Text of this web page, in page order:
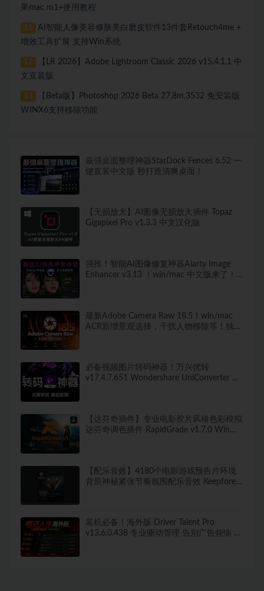
果mac m1+使用教程
11
AI智能人像美容修肤美白磨皮软件13件套Retouch4me +
增效工具扩展 支持Win系统
12
【LR 2026】Adobe Lightroom Classic 2026 v15.4.1.1 中
文直装版
13
【Beta版】Photoshop 2026 Beta 27.8m.3532 免安装版
WINX6支持移除功能
最强桌面整理神器StarDock Fences 6.52 一
键直装中文版 秒打造清爽桌面！
【无损放大】AI图像无损放大插件 Topaz
Gigapixel Pro v1.3.3 中文汉化版
强推！智能AI图像修复神器Aiarty Image
Enhancer v3.13 ！win/mac 中文版来了！
最新Adobe Camera Raw 18.5！win/mac
ACR新增景观选择，干扰人物移除等！独立
必备视频图片转码神器！万兴优转
v17.4.7.651 Wondershare UniConverter 便
【达芬奇插件】专业电影胶片风格色彩模拟
达芬奇调色插件 RapidGrade v1.7.0 Win汉
【配乐音效】4180个电影游戏预告片环境
背景神秘紧张节奏氛围配乐音效 Keepforest
装机必备！海外版 Driver Talent Pro
v13.6.0.438 专业驱动管理 告别广告烦恼 绿